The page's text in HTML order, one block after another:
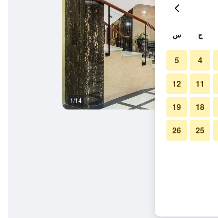
1/14
ج س
4
5
11
12
18
19
25
26